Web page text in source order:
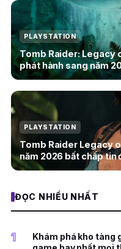
PLAYSTATION
Tomb Raider: Legacy
phát hành sang năm
PLAYSTATION
Tomb Raider Legacy
năm 2026 bất chấp tin
ĐỌC NHIỀU NHẤT
1
Khám phá kho tàng